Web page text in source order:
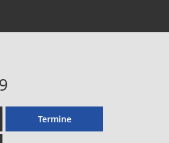
Termine